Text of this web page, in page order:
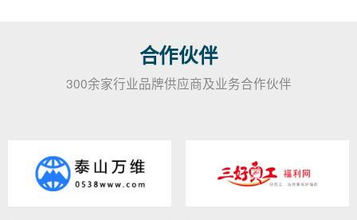
合作伙伴
300余家行业品牌供应商及业务合作伙伴